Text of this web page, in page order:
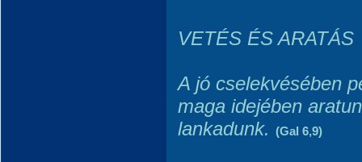
VETÉS ÉS ARATÁS
A jó cselekvésében
maga idejében
lankadunk. (Gal 6,9)